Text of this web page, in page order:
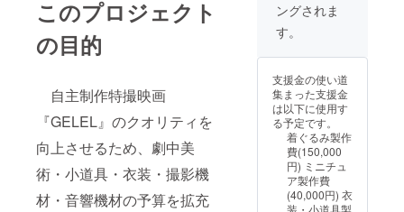
このプロジェクト
の目的
自主制作特撮映画
『GELEL』のクオリティを
向上させるため、劇中美
術・小道具・衣装・撮影機
材・音響機材の予算を拡充
考欄に
ご記入
くださ
い
み(目安:
度)
10,000
円以上
のご支
援は3列
組み、
それ以
下は5列
組みで
コース
別五十
送付)
編映像
分・
メール
にて視
聴用
URLを
送付) ●
お礼
メール
(描き下
URLを
EL』オ
ルサウ
ンドト
ラック
(メール
にて視
聴用
URLを
送付)
● スピ
ングされま
す。
支援金の使い道
集まった支援金
は以下に使用す
る予定です。
着ぐるみ製作
費(150,000
円) ミニチュ
ア製作費
(40,000円) 衣